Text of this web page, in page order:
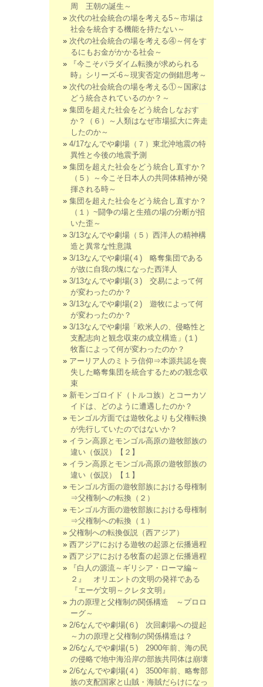
周 王朝の誕生～
次代の社会統合の場を考える5～市場は
社会を統合する機能を持たない～
次代の社会統合の場を考える④～何をす
るにもお金がかかる社会～
『今こそパラダイム転換が求められる
時』シリーズ-6～現実否定の倒錯思考～
次代の社会統合の場を考える①～国家は
どう統合されているのか？～
集団を超えた社会をどう統合しなおす
か？（６）～人類はなぜ市場拡大に奔走
したのか～
4/17なんでや劇場（７）東北沖地震の特
異性と今後の地震予測
集団を超えた社会をどう統合し直すか？
（５）～今こそ日本人の共同体精神が発
揮される時～
集団を超えた社会をどう統合し直すか？
（１）~闘争の場と生殖の場の分断が招
いた歪～
3/13なんでや劇場（５）西洋人の精神構
造と異常な性意識
3/13なんでや劇場(４) 略奪集団である
が故に自我の塊になった西洋人
3/13なんでや劇場(３) 交易によって何
が変わったのか？
3/13なんでや劇場(２) 遊牧によって何
が変わったのか？
3/13なんでや劇場「欧米人の、侵略性と
支配志向と観念収束の成立構造」(１)
牧畜によって何が変わったのか？
アーリア人のミトラ信仰⇒本源共認を喪
失した略奪集団を統合するための観念収
束
新モンゴロイド（トルコ族）とコーカソ
イドは、どのように遭遇したのか？
モンゴル方面では遊牧化よりも父権転換
が先行していたのではないか？
イラン高原とモンゴル高原の遊牧部族の
違い（仮説）【２】
イラン高原とモンゴル高原の遊牧部族の
違い（仮説）【１】
モンゴル方面の遊牧部族における母権制
⇒父権制への転換（２）
モンゴル方面の遊牧部族における母権制
⇒父権制への転換（１）
父権制への転換仮説（西アジア）
西アジアにおける遊牧の起源と伝播過程
西アジアにおける牧畜の起源と伝播過程
『白人の源流～ギリシア・ローマ編～
２』 オリエントの文明の発祥である
『エーゲ文明～クレタ文明』
力の原理と父権制の関係構造 ～プロロ
ーグ～
2/6なんでや劇場(６) 次回劇場への提起
～力の原理と父権制の関係構造は？
2/6なんでや劇場(５) 2900年前、海の民
の侵略で地中海沿岸の部族共同体は崩壊
2/6なんでや劇場(４) 3500年前、略奪部
族の支配国家と山賊・海賊だらけになっ